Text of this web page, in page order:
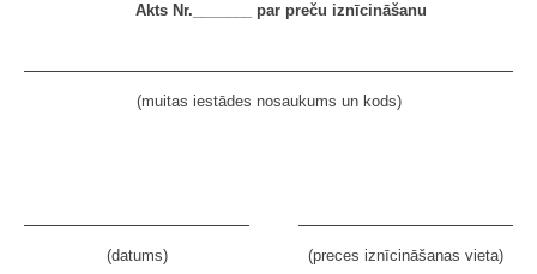
Akts Nr._______ par preču iznīcināšanu
(muitas iestādes nosaukums un kods)
(datums) (preces iznīcināšanas vieta)